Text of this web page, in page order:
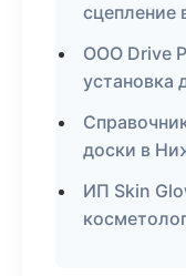
сцепление
ООО Drive
установка
доски в
ИП Skin